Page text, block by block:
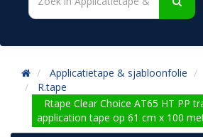
Applicatietape & sjabloonfolie
R.tape
Rtape Clear Choice AT65 HT PP
application tape op 61 cm x 100